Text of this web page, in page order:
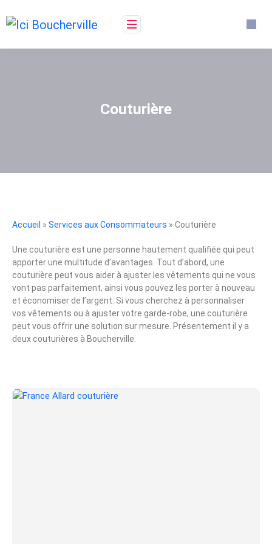
Couturière
Accueil » Services aux Consommateurs » Couturière
Une couturière est une personne hautement qualifiée qui peut
apporter une multitude d’avantages. Tout d’abord, une
couturière peut vous aider à ajuster les vêtements qui ne vous
vont pas parfaitement, ainsi vous pouvez les porter à nouveau
et économiser de l’argent. Si vous cherchez à personnaliser
vos vêtements ou à ajuster votre garde-robe, une couturière
peut vous offrir une solution sur mesure. Présentement il y a
deux couturières à Boucherville.